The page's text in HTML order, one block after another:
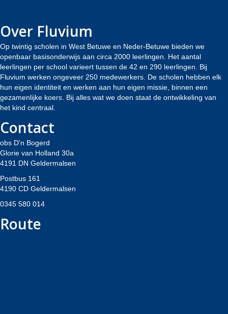
Over Fluvium
Op twintig scholen in West Betuwe en Neder-Betuwe bieden we
openbaar basisonderwijs aan circa 2000 leerlingen. Het aantal
leerlingen per school varieert tussen de 42 en 290 leerlingen. Bij
Fluvium werken ongeveer 250 medewerkers. De scholen hebben elk
hun eigen identiteit en werken aan hun eigen missie, binnen een
gezamenlijke koers. Bij alles wat we doen staat de ontwikkeling van
het kind centraal.
Contact
obs D'n Bogerd
Glorie van Holland 30a
4191 DN Geldermalsen
Postbus 161
4190 CD Geldermalsen
0345 580 014
Route